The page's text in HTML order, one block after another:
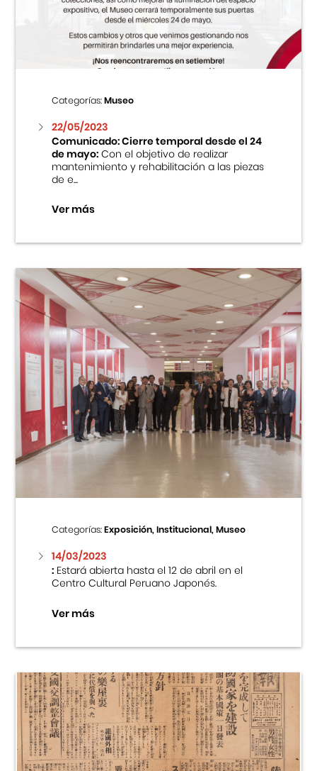
Centro Cultural Peruano Japonés
Museo de la Inmigración Japonesa
Fondo Editorial
Teatro Peruano Japonés
Categorías:Museo
22/05/2023
Comunicado: Cierre temporal desde el 24
de mayo:Con el objetivo de realizar
mantenimiento y rehabilitación a las piezas
de e...
Ver más
Categorías:Exposición, Institucional, Museo
14/03/2023
:Estará abierta hasta el 12 de abril en el
Centro Cultural Peruano Japonés.
Ver más